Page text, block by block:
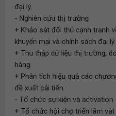
đại lý.
- Nghiên cứu thị trường
+ Khảo sát đối thủ cạnh tranh
khuyến mại và chính sách đại lý.
+ Thu thập dữ liệu thị trường,
hàng.
+ Phân tích hiệu quả các
đề xuất cải tiến.
- Tổ chức sự kiện và activation
+ Tổ chức hội chợ triển lãm vật